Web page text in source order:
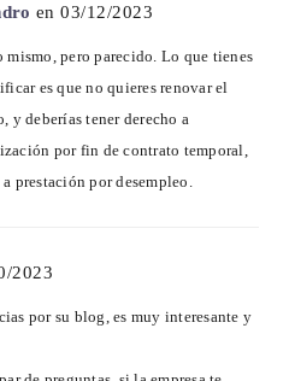
en 03/12/2023
mismo, pero parecido. Lo que tienes
es que no quieres renovar el
y deberías tener derecho a
por fin de contrato temporal,
prestación por desempleo.
2023
por su blog, es muy interesante y